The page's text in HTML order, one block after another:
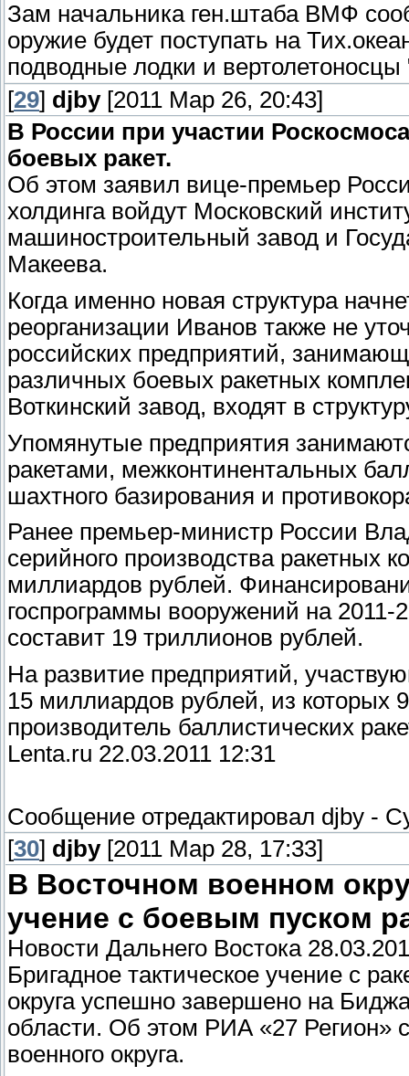
Зам начальника ген.штаба ВМФ
оружие будет поступать на
подводные лодки и
[29] djby[2011 Мар 26, 20:43]
В России при участии
боевых ракет.
Об этом заявил вице-премьер
холдинга войдут Московский
машиностроительный завод и
Макеева.
Когда именно новая структура
реорганизации Иванов также не
российских предприятий,
различных боевых ракетных
Воткинский завод, входят в
Упомянутые предприятия
ракетами, межконтинентальных
шахтного базирования и
Ранее премьер-министр России
серийного производства ракетных
миллиардов рублей.
госпрограммы вооружений на
составит 19 триллионов рублей.
На развитие предприятий,
15 миллиардов рублей, из которых
производитель баллистических
Lenta.ru 22.03.2011 12:31
Сообщение отредактировал djby -
[30] djby[2011 Мар 28, 17:33]
В Восточном военном
учение с боевым пуском
Новости Дальнего Востока
Бригадное тактическое учение с
округа успешно завершено на
области. Об этом РИА «27 Регион»
военного округа.